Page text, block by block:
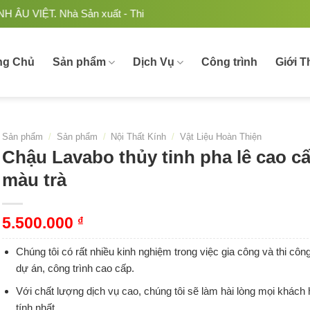
Nhà Sản xuất - Thi công Nhôm kính uy tín, chất lượng tại Việt
Chủ Sản phẩm Dịch Vụ Công trình Giới
Sản phẩm / Sản phẩm / Nội Thất Kính / Vật Liệu Hoàn Thiện
Chậu Lavabo thủy tinh pha lê cao
màu trà
5.500.000 ₫
Chúng tôi có rất nhiều kinh nghiệm trong việc gia công và thi
dự án, công trình cao cấp.
Với chất lượng dịch vụ cao, chúng tôi sẽ làm hài lòng mọi khách